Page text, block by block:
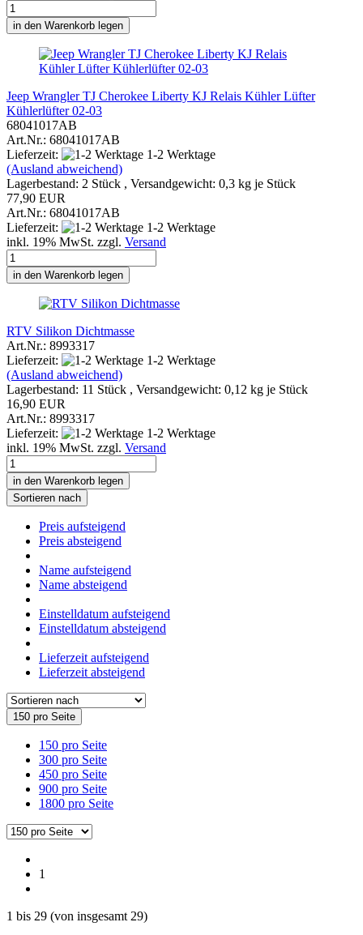
in den Warenkorb legen
Jeep Wrangler TJ Cherokee Liberty KJ Relais Kühler Lüfter
Kühlerlüfter 02-03
68041017AB
Art.Nr.: 68041017AB
Lieferzeit:
1-2 Werktage
(Ausland abweichend)
Lagerbestand: 2 Stück , Versandgewicht: 0,3 kg je Stück
77,90 EUR
Art.Nr.: 68041017AB
Lieferzeit:
1-2 Werktage
inkl. 19% MwSt. zzgl. Versand
in den Warenkorb legen
RTV Silikon Dichtmasse
Art.Nr.: 8993317
Lieferzeit:
1-2 Werktage
(Ausland abweichend)
Lagerbestand: 11 Stück , Versandgewicht: 0,12 kg je Stück
16,90 EUR
Art.Nr.: 8993317
Lieferzeit:
1-2 Werktage
inkl. 19% MwSt. zzgl. Versand
in den Warenkorb legen
Sortieren nach
Preis aufsteigend
Preis absteigend
Name aufsteigend
Name absteigend
Einstelldatum aufsteigend
Einstelldatum absteigend
Lieferzeit aufsteigend
Lieferzeit absteigend
150 pro Seite
150 pro Seite
300 pro Seite
450 pro Seite
900 pro Seite
1800 pro Seite
1
1 bis 29 (von insgesamt 29)